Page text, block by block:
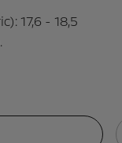
17,6 - 18,5